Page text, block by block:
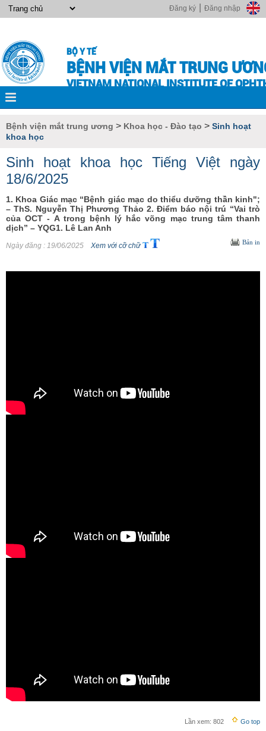
Đăng nhập
Đăng ký
BỘ Y TẾ
BỆNH VIỆN MẮT TRUNG
VIETNAM NATIONAL INSTITUTE OF
Bệnh viện mắt trung ương > Khoa học - Đào tạo > Sinh hoạt
khoa học
Sinh hoạt khoa học Tiếng Việt ngày
18/6/2025
1. Khoa Giác mạc “Bệnh giác mạc do thiểu dưỡng thần kinh";
– ThS. Nguyễn Thị Phương Thảo 2. Điểm báo nội trú “Vai trò
của OCT - A trong bệnh lý hắc võng mạc trung tâm thanh
dịch” – YQG1. Lê Lan Anh
Ngày đăng : 19/06/2025 Xem với cỡ chữ Bản in
Lần xem: 802 Go top